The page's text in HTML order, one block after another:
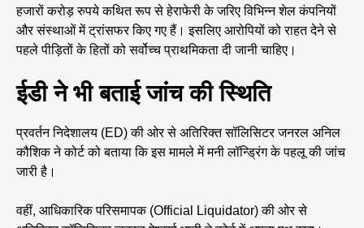
हजारों करोड़ रुपये कथित रूप से हेराफेरी के जरिए विभिन्न शेल कंपनियों
और संस्थाओं में ट्रांसफर किए गए हैं। इसलिए आरोपियों को राहत देने से
पहले पीड़ितों के हितों को सर्वोच्च प्राथमिकता दी जानी चाहिए।
ईडी ने भी बताई जांच की स्थिति
प्रवर्तन निदेशालय (ED) की ओर से अतिरिक्त सॉलिसिटर जनरल अनिल
कौशिक ने कोर्ट को बताया कि इस मामले में मनी लॉन्ड्रिंग के पहलू की जांच
जारी है।
वहीं, आधिकारिक परिसमापक (Official Liquidator) की ओर से